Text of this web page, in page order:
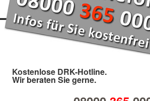
Kostenlose DRK-Hotline.
Wir beraten Sie gerne.